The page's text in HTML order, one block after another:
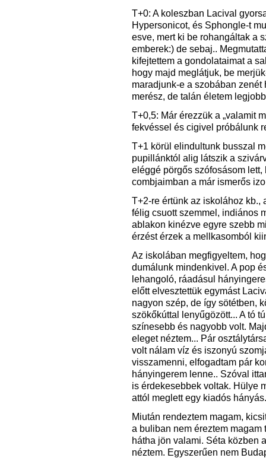
T+0: A koleszban Lacival
Hypersonicot, és Sphongle-t
esve, mert ki be rohangáltak a
emberek:) de sebaj..
kifejtettem a gondolataimat a
hogy majd meglátjuk, be
maradjunk-e a szobában
merész, de talán életem
T+0,5: Már érezzük a „valamit
fekvéssel és cigivel próbálunk
T+1 körül elindultunk busszal
pupillánktól alig látszik a
eléggé pörgős szófosásom
combjaimban a már ismerős
T+2-re értünk az iskolához kb.,
félig csuott szemmel, indiános
ablakon kinézve egyre szebb
érzést érzek a mellkasomból
Az iskolában megfigyeltem,
dumálunk mindenkivel. A pop
lehangoló, ráadásul
előtt elvesztettük egymást
nagyon szép, de így sötétben,
szökőkúttal lenyűgözött... A tó
színesebb és nagyobb volt.
eleget néztem... Pár
volt nálam víz és iszonyú
visszamenni, elfogadtam pár
hányingerem lenne.. Szóval
is érdekesebbek voltak. Hülye
attól meglett egy kiadós
Miután rendeztem magam,
a buliban nem éreztem
hátha jön valami. Séta közben
néztem. Egyszerűen nem